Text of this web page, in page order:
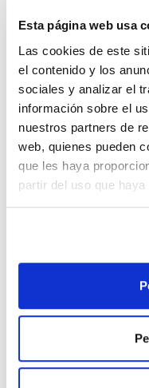
Esta página web usa
Las cookies de este
el contenido y los
sociales y analizar el
información sobre el
nuestros partners de
web, quienes pueden
que les haya
partir del uso que
Diámetro interno (mm) :
Pack (u.) : 20
Unión cónica con
Autoclavables y
productos alimentarios.
STUFF CONFORMITIES
dimensiones se indican
porque la elasticidad
tipo de unión.
Compatibilidad con CE/
Documentación
TDS / Ficha técnica
Regístrate para
descargas
Los productos
listos para una